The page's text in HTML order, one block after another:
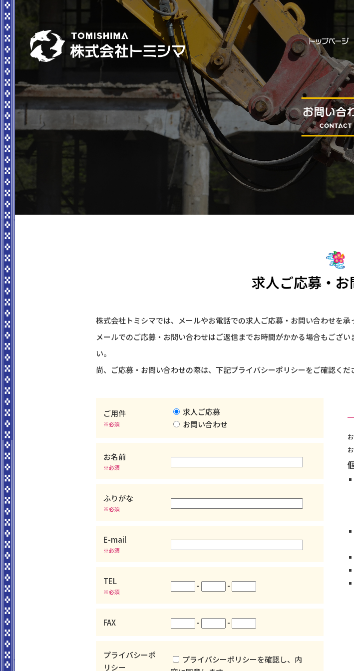
求人ご応募・
株式会社トミシマでは、メールやお電話での求人ご応募・お問い合わせを承
メールでのご応募・お問い合わせはご返信までお時間がかかる場合もござ
い。
尚、ご応募・お問い合わせの際は、下記プライバシーポリシーをご確認くだ
ご用件
※必須
求人ご応募
お問い合わせ
お名前
※必須
ふりがな
※必須
E-mail
※必須
TEL
※必須
- -
FAX - -
プライバシーポ
リシー
プライバシーポリシーを確認し、内